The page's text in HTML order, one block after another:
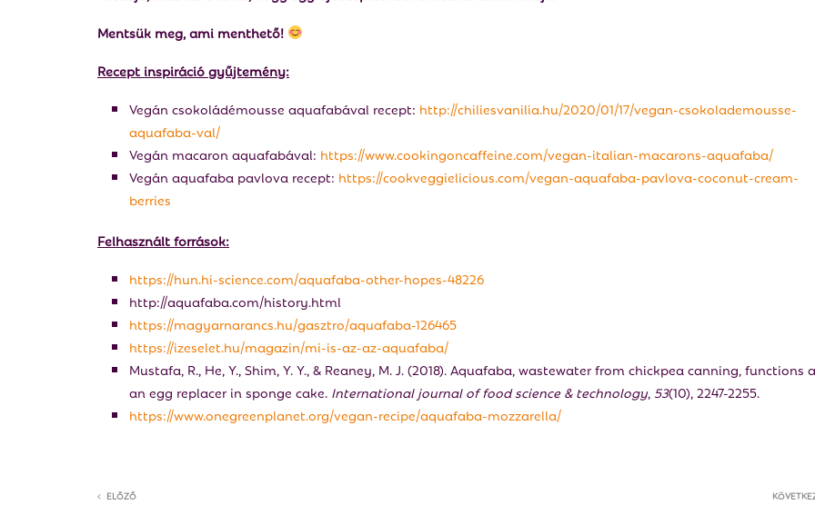
Mentsük meg, ami menthető!
Recept inspiráció gyűjtemény:
Vegán csokoládémousse aquafabával recept: http://chiliesvanilia.hu/2020/01/17/vegan-csokolademousse-
aquafaba-val/
Vegán macaron aquafabával: https://www.cookingoncaffeine.com/vegan-italian-macarons-aquafaba/
Vegán aquafaba pavlova recept: https://cookveggielicious.com/vegan-aquafaba-pavlova-coconut-cream-
berries
Felhasznált források:
https://hun.hi-science.com/aquafaba-other-hopes-48226
http://aquafaba.com/history.html
https://magyarnarancs.hu/gasztro/aquafaba-126465
https://izeselet.hu/magazin/mi-is-az-az-aquafaba/
Mustafa, R., He, Y., Shim, Y. Y., & Reaney, M. J. (2018). Aquafaba, wastewater from chickpea canning, functions
an egg replacer in sponge cake. International journal of food science & technology, 53(10), 2247-2255.
https://www.onegreenplanet.org/vegan-recipe/aquafaba-mozzarella/
ELŐZŐ